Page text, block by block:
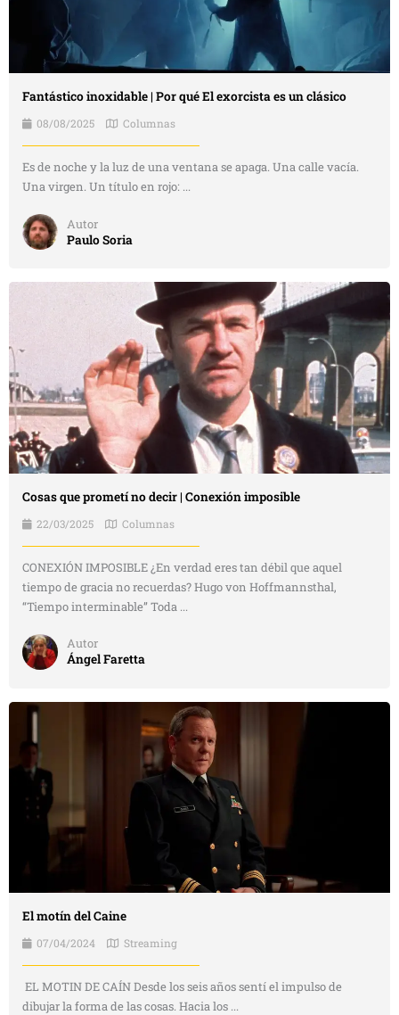
Fantástico inoxidable | Por qué El exorcista es un clásico
08/08/2025 Columnas
Es de noche y la luz de una ventana se apaga. Una calle vacía.
Una virgen. Un título en rojo: ...
Autor
Paulo Soria
Cosas que prometí no decir | Conexión imposible
22/03/2025 Columnas
CONEXIÓN IMPOSIBLE ¿En verdad eres tan débil que aquel
tiempo de gracia no recuerdas? Hugo von Hoffmannsthal,
“Tiempo interminable” Toda ...
Autor
Ángel Faretta
El motín del Caine
07/04/2024 Streaming
EL MOTIN DE CAÍN Desde los seis años sentí el impulso de
dibujar la forma de las cosas. Hacia los ...